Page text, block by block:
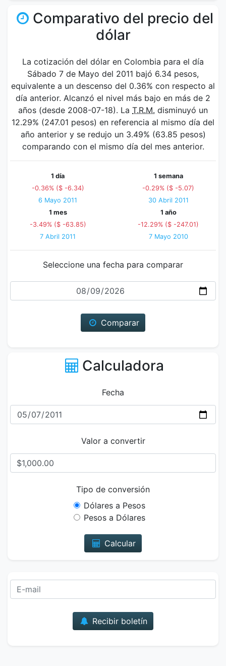
Comparativo del precio del
dólar
La cotización del dólar en Colombia para el día
Sábado 7 de Mayo del 2011 bajó 6.34 pesos,
equivalente a un descenso del 0.36% con respecto al
día anterior. Alcanzó el nivel más bajo en más de 2
años (desde 2008-07-18). La T.R.M. disminuyó un
12.29% (247.01 pesos) en referencia al mismo día del
año anterior y se redujo un 3.49% (63.85 pesos)
comparando con el mismo día del mes anterior.
1 día
-0.36% ($ -6.34)
6 Mayo 2011
1 semana
-0.29% ($ -5.07)
30 Abril 2011
1 mes
-3.49% ($ -63.85)
7 Abril 2011
1 año
-12.29% ($ -247.01)
7 Mayo 2010
Seleccione una fecha para comparar
Fecha
Comparar
Calculadora
Fecha
Valor a convertir
Tipo de conversión
Dólares a Pesos
Pesos a Dólares
Calcular
Recibir boletín